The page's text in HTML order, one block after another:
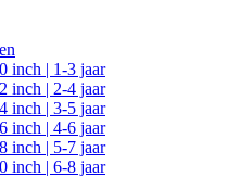
inch | 1-3 jaar
inch | 2-4 jaar
inch | 3-5 jaar
inch | 4-6 jaar
inch | 5-7 jaar
inch | 6-8 jaar